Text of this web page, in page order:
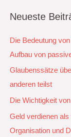
Neueste
Die Bedeutung
Aufbau von
Glaubenssätze
anderen teilst
Die Wichtigkeit
Geld verdienen
Organisation und